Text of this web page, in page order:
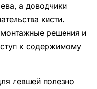
а доводчики
кисти.
решения и
к содержимому
левшей полезно